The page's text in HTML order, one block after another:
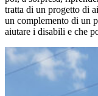
tratta di un progetto di
un complemento di un
aiutare i disabili e che